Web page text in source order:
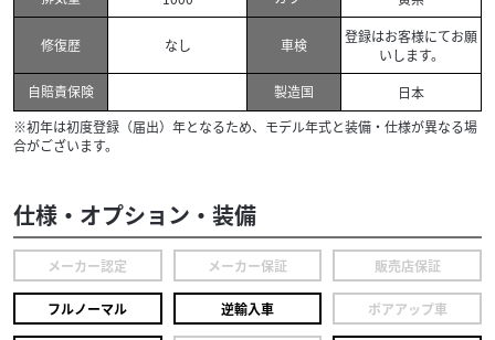
修復歴 なし 車検
登録はお客様にてお願
いします。
自賠責保険
製造国
日本
※初年は初度登録（届出）年となるため、モデル年式と装備・仕様が異なる場
合がございます。
仕様・オプション・装備
メーカー認定 メーカー保証 販売店保証
フルノーマル 逆輸入車 ボアアップ車